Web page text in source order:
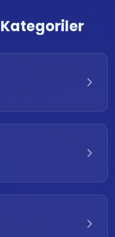
Kategoriler